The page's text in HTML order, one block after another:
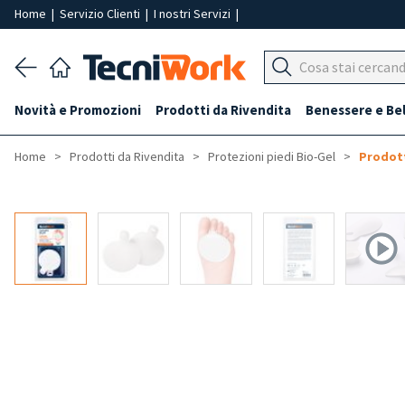
Home | Servizio Clienti | I nostri Servizi |
Novità e Promozioni Prodotti da Rivendita Benessere e
Home Prodotti da Rivendita Protezioni piedi Bio-Gel